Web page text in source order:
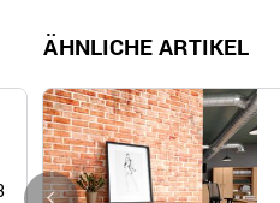
ÄHNLICHE ARTIKEL